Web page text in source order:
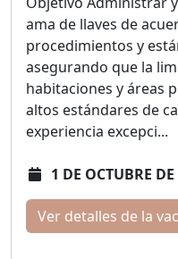
ama de llaves de
procedimientos y
asegurando que la
habitaciones y áreas
altos estándares de
experiencia excepci...
1 DE OCTUBRE
Ver detalles de la